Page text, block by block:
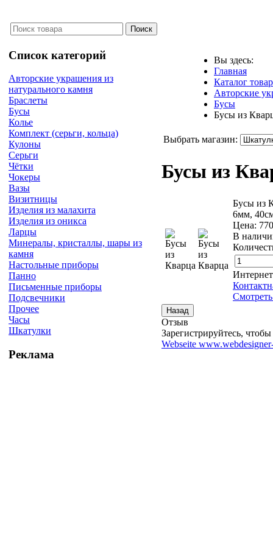
Список категорий
Авторские украшения из
натурального камня
Браслеты
Бусы
Колье
Комплект (серьги, кольца)
Кулоны
Серьги
Чётки
Чокеры
Вазы
Визитницы
Изделия из малахита
Изделия из оникса
Ларцы
Минералы, кристаллы, шары из
камня
Настольные приборы
Панно
Письменные приборы
Подсвечники
Прочее
Часы
Шкатулки
Реклама
Вы здесь:
Главная
Каталог
Авторские
Бусы
Бусы из
Выбрать магазин:
Бусы из
Бусы из
6мм,
Цена:
В
Отзыв
Зарегистрируйтесь, чтобы
Webseite